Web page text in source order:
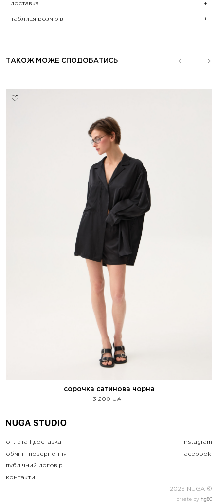
доставка
таблиця розмірів
ТАКОЖ МОЖЕ СПОДОБАТИСЬ
сорочка сатинова чорна
3 200 UAH
оплата і доставка
обмін і повернення
публічний договір
контакти
instagram
facebook
2026 NUGA ©
create by hg80